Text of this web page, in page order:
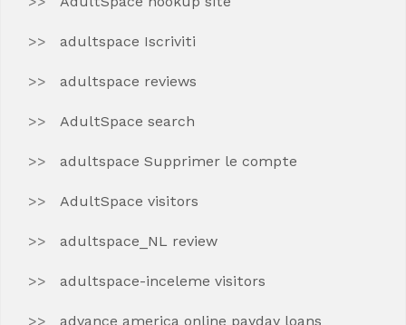
adultspace Iscriviti
adultspace reviews
AdultSpace search
adultspace Supprimer le compte
AdultSpace visitors
adultspace_NL review
adultspace-inceleme visitors
advance america online payday loans